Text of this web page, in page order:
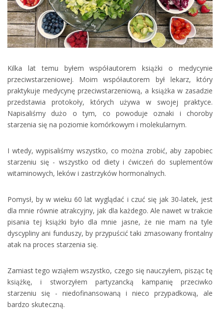
Kilka lat temu byłem współautorem książki o medycynie
przeciwstarzeniowej. Moim współautorem był lekarz, który
praktykuje medycynę przeciwstarzeniową, a książka w zasadzie
przedstawia protokoły, których używa w swojej praktyce.
Napisaliśmy dużo o tym, co powoduje oznaki i choroby
starzenia się na poziomie komórkowym i molekularnym.
I wtedy, wypisaliśmy wszystko, co można zrobić, aby zapobiec
starzeniu się - wszystko od diety i ćwiczeń do suplementów
witaminowych, leków i zastrzyków hormonalnych.
Pomysł, by w wieku 60 lat wyglądać i czuć się jak 30-latek, jest
dla mnie równie atrakcyjny, jak dla każdego. Ale nawet w trakcie
pisania tej książki było dla mnie jasne, że nie mam na tyle
dyscypliny ani funduszy, by przypuścić taki zmasowany frontalny
atak na proces starzenia się.
Zamiast tego wziąłem wszystko, czego się nauczyłem, pisząc tę
książkę, i stworzyłem partyzancką kampanię przeciwko
starzeniu się - niedofinansowaną i nieco przypadkową, ale
bardzo skuteczną.